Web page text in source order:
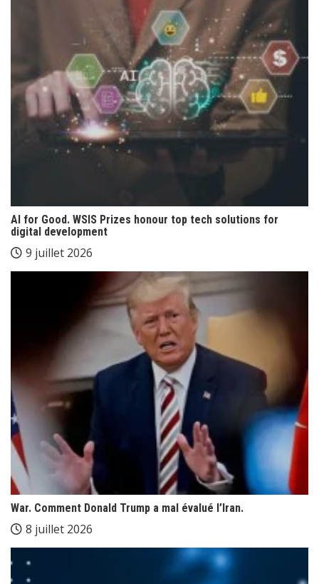
AI for Good. WSIS Prizes honour top tech solutions for
digital development
9 juillet 2026
War. Comment Donald Trump a mal évalué l’Iran.
8 juillet 2026